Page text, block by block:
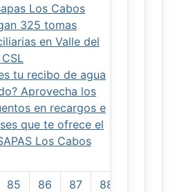
Los Cabos
325 tomas
en Valle del
tu recibo de agua
Aprovecha los
en recargos e
que te ofrece el
Los Cabos
Página 90 de 167
85 86 87 88